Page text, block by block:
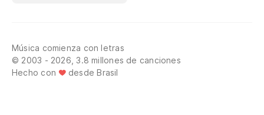
Música comienza con letras
© 2003 - 2026, 3.8 millones de canciones
Hecho con
desde Brasil